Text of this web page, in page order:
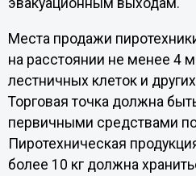
эвакуационным выходам.
Места продажи
на расстоянии не менее 4
лестничных клеток и
Торговая точка должна
первичными средствами
Пиротехническая
более 10 кг должна